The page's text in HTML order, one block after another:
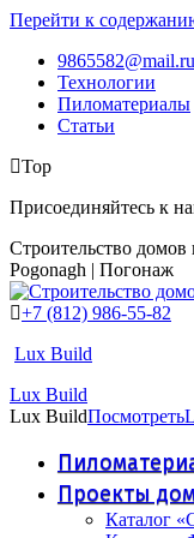
Перейти к
9865582@mail.ru
Технологии
Пиломатериалы
Статьи
Top
Присоединяйтесь к
Строительство
Pogonagh | Погонаж
+7 (812) 986-55-82
Lux Build
Lux Build
Lux BuildПосмотреть
Проекты
Каталог